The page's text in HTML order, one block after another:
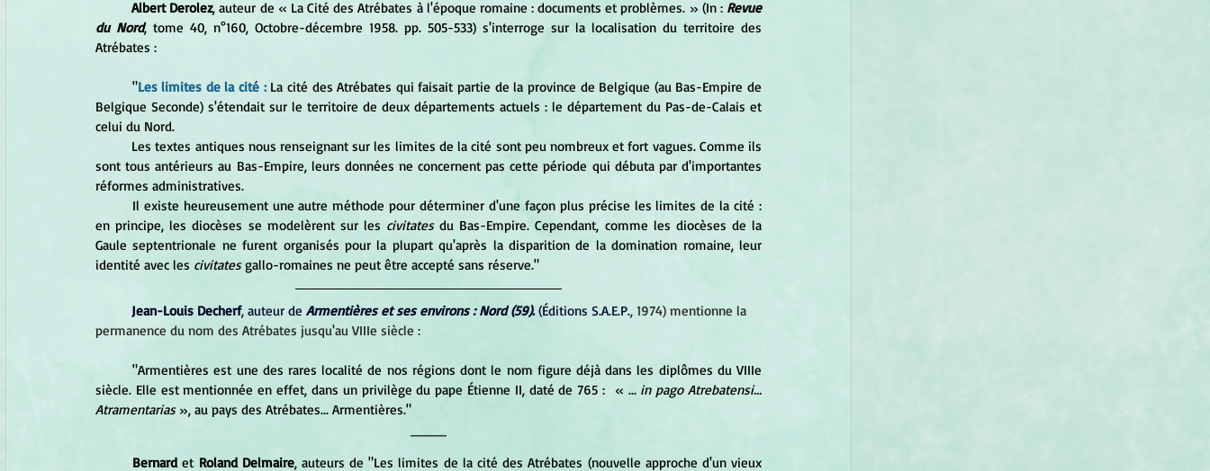
Albert Derolez, auteur de « La Cité des Atrébates à l'époque romaine : documents et problèmes. » (In : Revue
du Nord, tome 40, n°160, Octobre-décembre 1958. pp. 505-533) s'interroge sur la localisation du territoire des
Atrébates :
	"
Les limites de la cité : La cité des Atrébates qui faisait partie de la province de Belgique (au Bas-Empire de
Belgique Seconde) s'étendait sur le territoire de deux départements actuels : le département du Pas-de-Calais et
celui du Nord.
sont tous antérieurs au Bas-Empire, leurs données ne concernent pas cette période qui débuta par d'importantes
réformes administratives.
en principe, les diocèses se modelèrent sur les civitates du Bas-Empire. Cependant, comme les diocèses de la
Gaule septentrionale ne furent organisés pour la plupart qu'après la disparition de la domination romaine, leur
identité avec les civitates gallo-romaines ne peut être accepté sans réserve."
Jean-Louis Decherf, auteur de Armentières et ses environs : Nord (59). (Éditions S.A.E.P., 1974) mentionne la
permanence du nom des Atrébates jusqu'au VIIIe siècle :
	"Armentières est une des rares localité de nos régions dont le nom figure déjà dans les diplômes du VIIIe
siècle. Elle est mentionnée en effet, dans un privilège du pape Étienne II, daté de 765 :
« ... in pago Atrebatensi...
Atramentarias », au pays des Atrébates... Armentières."
Bernard et Roland Delmaire, auteurs de "Les limites de la cité des Atrébates (nouvelle approche d'un vieux